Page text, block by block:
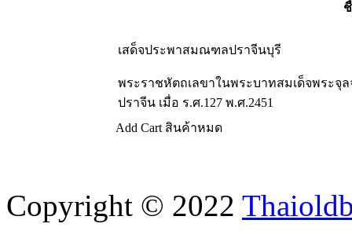
เสด็จประพาสมณฑลปราจีนบุรี
พระราชหัตถเลขาในพระบาทสมเด็จพระจุ
ปราจีน เมื่อ ร.ศ.127 พ.ศ.2451
Add Cart สินค้าหมด
Copyright © 2022